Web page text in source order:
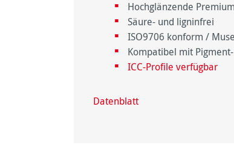
Hochglänzende
Säure- und ligninfrei
ISO9706 konform /
Kompatibel mit
ICC-Profile verfügbar
Datenblatt